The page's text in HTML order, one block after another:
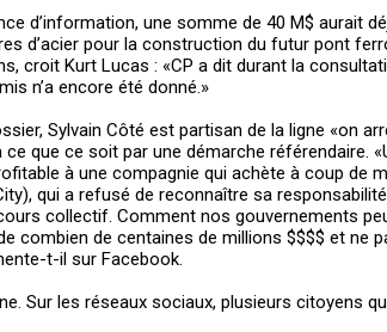
d’information, une somme de 40 M$ aurait
d’acier pour la construction du futur pont
croit Kurt Lucas : «CP a dit durant la
n’a encore été donné.»
Sylvain Côté est partisan de la ligne «on
que ce soit par une démarche référendaire.
à une compagnie qui achète à coup de
qui a refusé de reconnaître sa
collectif. Comment nos gouvernements
combien de centaines de millions $$$$ et ne
t-il sur Facebook.
Sur les réseaux sociaux, plusieurs citoyens